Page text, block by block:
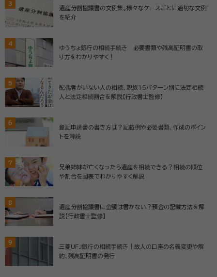
3
遺産分割協議書の文例集。様々なケースごとに適切な文例
を紹介
4
ゆうちょ銀行の相続手続き 必要書類や残高証明書の取
り方をわかりやすく！
5
配偶者がいない人の相続、親族15パターン別に法定相続
人と法定相続割合を解説【行政書士監修】
6
登記申請書の書き方は？記載例や必要書類、作成のポイン
トを解説
7
兄弟姉妹が亡くなったら遺産を相続できる？相続の順位
や割合を図表でわかりやすく解説
8
遺産分割協議書に金額は書かない？預金の記載方法を解
説【行政書士監修】
9
三菱UFJ銀行の相続手続き｜故人の口座の名義変更や解
約、残高証明書の発行